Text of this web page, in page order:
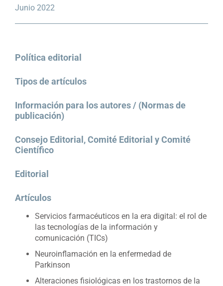
Junio 2022
Política editorial
Tipos de artículos
Información para los autores / (Normas de
publicación)
Consejo Editorial, Comité Editorial y Comité
Científico
Editorial
Artículos
Servicios farmacéuticos en la era digital: el rol de
las tecnologías de la información y
comunicación (TICs)
Neuroinflamación en la enfermedad de
Parkinson
Alteraciones fisiológicas en los trastornos de la